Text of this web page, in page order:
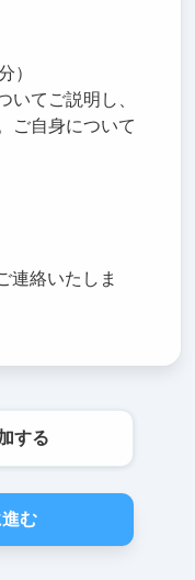
）
いてご説明し、
ご自身について
連絡いたしま
する
む